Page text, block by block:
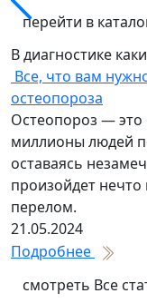
перейти в
В диагностике
Все, что вам
остеопороза
Остеопороз — это
миллионы людей
оставаясь
произойдет
перелом.
21.05.2024
Подробнее
смотреть Все